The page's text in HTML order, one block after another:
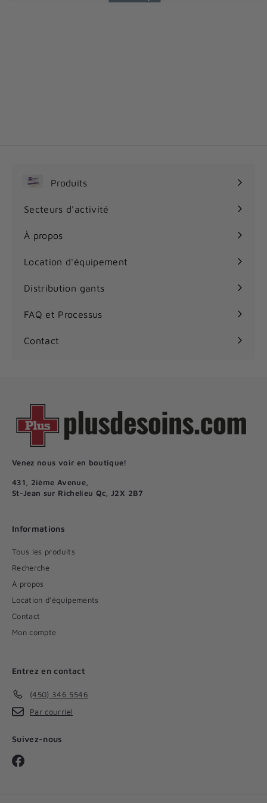
Produits
Ouvrir
Secteurs d'activité
Ouvrir
le
menu
À propos
Location d'équipement
Distribution gants
FAQ et Processus
Contact
Venez nous voir en boutique!
431, 2ième Avenue,
St-Jean sur Richelieu Qc, J2X 2B7
Informations
Tous les produits
Recherche
À propos
Location d'équipements
Contact
Mon compte
Entrez en contact
(450) 346 5546
Par courriel
Suivez-nous
Facebook